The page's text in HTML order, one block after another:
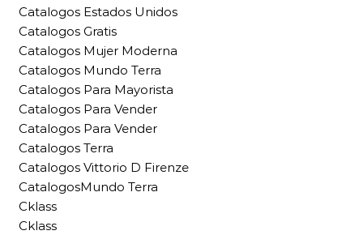
Catalogos Estados Unidos
Catalogos Gratis
Catalogos Mujer Moderna
Catalogos Mundo Terra
Catalogos Para Mayorista
Catalogos Para Vender
Catalogos Para Vender
Catalogos Terra
Catalogos Vittorio D Firenze
CatalogosMundo Terra
Cklass
Cklass